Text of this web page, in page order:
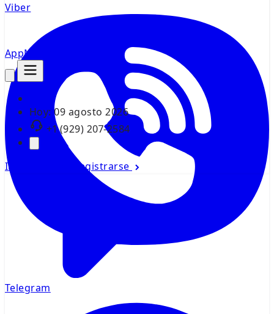
AppMsr
Hoy: 09 agosto 2026
+1 (929) 207-2584
Iniciar sesión Registrarse
Viber
Telegram